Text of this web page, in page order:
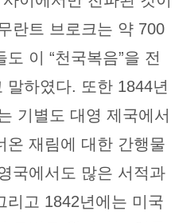
란트 브로크는 약 700
이 “천국복음”을 전
하였다. 또한 1844년
기별도 대영 제국에서
온 재림에 대한 간행물
국에서도 많은 서적과
리고 1842년에는 미국